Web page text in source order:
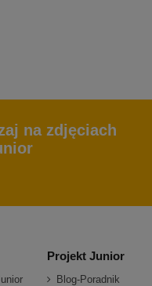
na zdjęciach
Projekt Junior
Blog-Poradnik